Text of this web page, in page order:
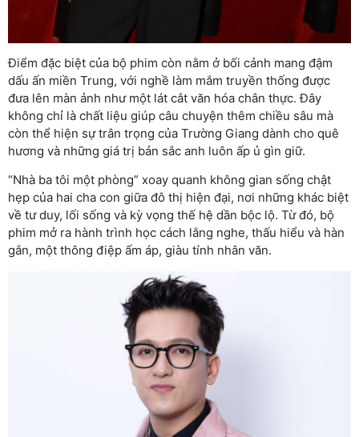
Điểm đặc biệt của bộ phim còn nằm ở bối cảnh mang đậm
dấu ấn miền Trung, với nghề làm mắm truyền thống được
đưa lên màn ảnh như một lát cắt văn hóa chân thực. Đây
không chỉ là chất liệu giúp câu chuyện thêm chiều sâu mà
còn thể hiện sự trân trọng của Trường Giang dành cho quê
hương và những giá trị bản sắc anh luôn ấp ủ gìn giữ.
“Nhà ba tôi một phòng” xoay quanh không gian sống chật
hẹp của hai cha con giữa đô thị hiện đại, nơi những khác biệt
về tư duy, lối sống và kỳ vọng thế hệ dần bộc lộ. Từ đó, bộ
phim mở ra hành trình học cách lắng nghe, thấu hiểu và hàn
gắn, một thông điệp ấm áp, giàu tính nhân văn.